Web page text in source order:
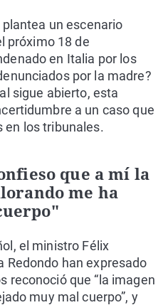
un escenario
próximo 18 de
en Italia por los
por la madre?
sigue abierto, esta
a un caso que
en los tribunales.
que a mí la
me ha
el ministro Félix
Redondo han expresado
reconoció que “la imagen
muy mal cuerpo”, y